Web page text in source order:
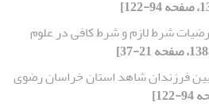
شرط لازم و شرط کافی در علوم
فرزندان شاهد استان خراسان رضوی